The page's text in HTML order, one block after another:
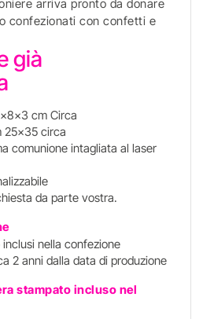
arriva pronto da donare
confezionati con confetti e
già
cm Circa
25x35 circa
comunione intagliata al laser
da parte vostra.
nella confezione
2 anni dalla data di produzione
stampato incluso nel